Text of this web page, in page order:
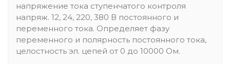
напряжение тока ступенчатого контроля
напряж. 12, 24, 220, 380 В постоянного и
переменного тока. Определяет фазу
переменного и полярность постоянного тока,
целостность эл. цепей от 0 до 10000 Ом.